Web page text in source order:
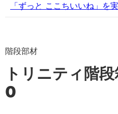
「ずっと ここちいいね」
階段部材
トリニティ階
0